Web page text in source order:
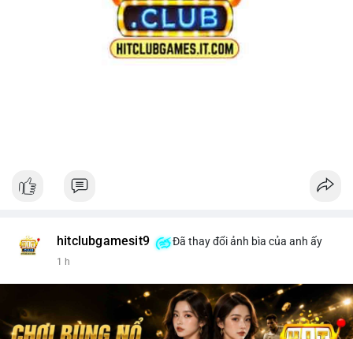
hitclubgamesit9 Đã thay đổi ảnh bìa của anh ấy
1 h